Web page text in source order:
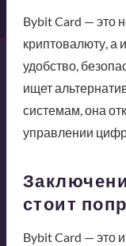
Bybit Card — это
криптовалюту, а
удобство,
ищет
системам, она
управлении
стоит
Bybit Card — это